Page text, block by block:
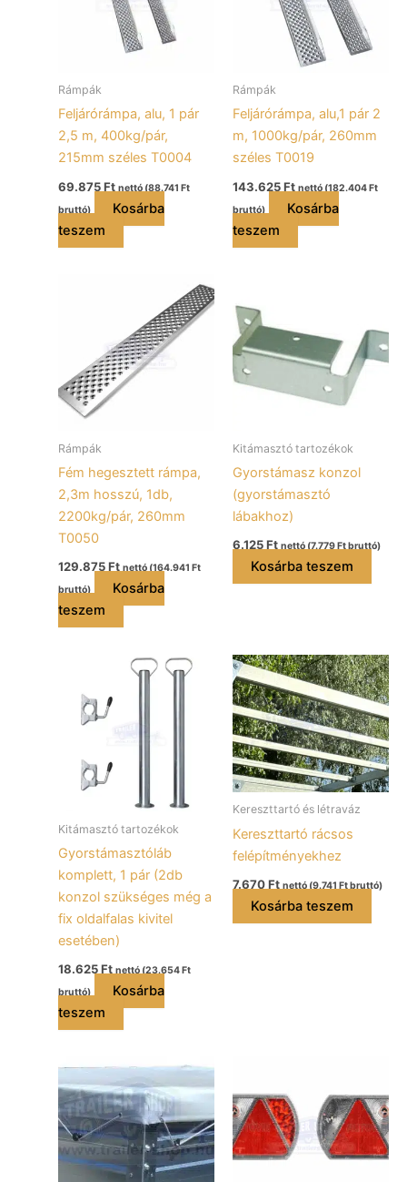
Rámpák
Feljárórámpa, alu, 1 pár
2,5 m, 400kg/pár,
215mm széles T0004
69.875Ft nettó (88.741 Ft
bruttó)
Kosárba
teszem
Rámpák
Feljárórámpa, alu,1 pár 2
m, 1000kg/pár, 260mm
széles T0019
143.625Ft nettó (182.404Ft
bruttó)
Kosárba
teszem
Rámpák
Fém hegesztett rámpa,
2,3m hosszú, 1db,
2200kg/pár, 260mm
T0050
129.875Ft nettó (164.941 Ft
bruttó)
Kosárba
teszem
Kitámasztó tartozékok
Gyorstámasz konzol
(gyorstámasztó
lábakhoz)
6.125Ft nettó (7.779 Ftbruttó)
Kosárba teszem
Kitámasztó tartozékok
Gyorstámasztóláb
komplett, 1 pár (2db
konzol szükséges még a
fix oldalfalas kivitel
esetében)
18.625Ft nettó (23.654Ft
bruttó)
Kosárba
teszem
Kereszttartó és létraváz
Kereszttartó rácsos
felépítményekhez
7.670Ft nettó (9.741 Ftbruttó)
Kosárba teszem